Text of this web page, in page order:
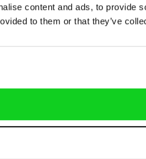
content and ads, to provide
to them or that they’ve